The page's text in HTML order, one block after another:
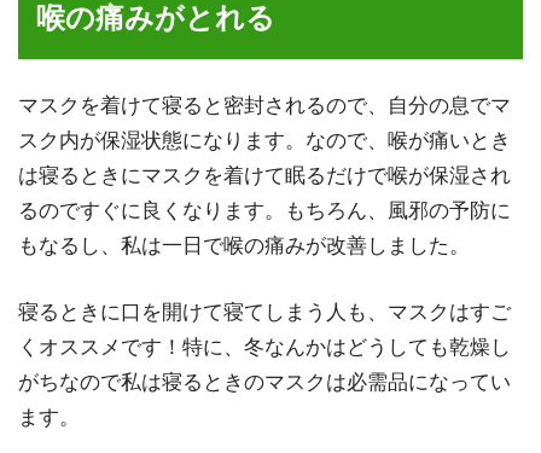
海やプール行く時はUVカットの上着があった方が良いぞ
ちゃったよ
温泉の効能と効果まとめ…美肌効果や冷え性効果を実感し
てハマりそうです
た感想…色々な効果があるのは魅力
喉の痛みがとれる
マスクを着けて寝ると密封されるので、自分の息でマ
スク内が保湿状態になります。なので、喉が痛いとき
は寝るときにマスクを着けて眠るだけで喉が保湿され
るのですぐに良くなります。もちろん、風邪の予防に
もなるし、私は一日で喉の痛みが改善しました。
寝るときに口を開けて寝てしまう人も、マスクはすご
くオススメです！特に、冬なんかはどうしても乾燥し
がちなので私は寝るときのマスクは必需品になってい
ます。